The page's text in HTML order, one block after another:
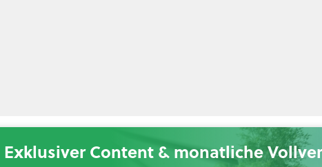
Exklusiver Content & monatliche